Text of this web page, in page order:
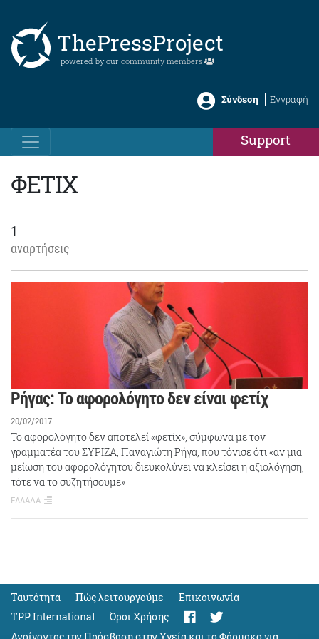
ThePressProject
powered by our community members
Σύνδεση Εγγραφή
Support
ΦΕΤΙΧ
1
αναρτήσεις
Ρήγας: Το αφορολόγητο δεν είναι φετίχ
20/02/2017
Το αφορολόγητο δεν αποτελεί «φετίχ», σύμφωνα με τον
γραμματέα του ΣΥΡΙΖΑ, Παναγιώτη Ρήγα, που τόνισε ότι «αν μια
μείωση του αφορολόγητου διευκολύνει να κλείσει η αξιολόγηση,
τότε να το συζητήσουμε»
ΕΛΛΑΔΑ
Ταυτότητα Πώς λειτουργούμε
Eπικοινωνία
TPP International
Όροι Χρήσης